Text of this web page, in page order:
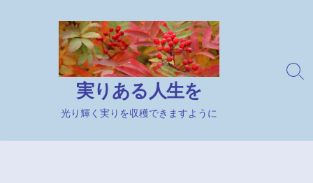
実りある人生を
光り輝く実りを収穫できますように
検
え